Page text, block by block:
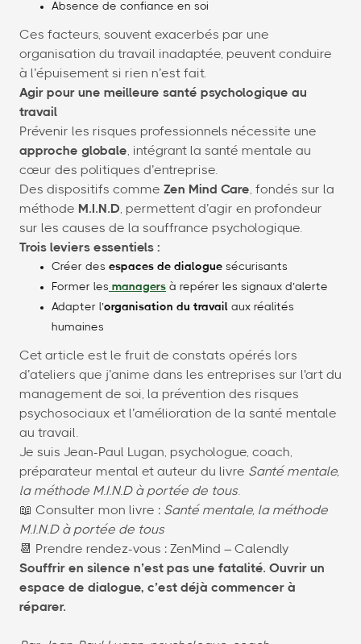
Absence de confiance en soi
Ces facteurs, souvent exacerbés par une
organisation du travail inadaptée, peuvent conduire
à l’épuisement si rien n’est fait.
Agir pour une meilleure santé psychologique au
travail
Prévenir les risques professionnels nécessite une
approche globale, intégrant la santé mentale au
cœur des politiques d’entreprise.
Des dispositifs comme Zen Mind Care, fondés sur la
méthode M.I.N.D, permettent d’agir en profondeur
sur les causes de la souffrance psychologique.
Trois leviers essentiels :
Créer des espaces de dialogue sécurisants
Former les managers à repérer les signaux d’alerte
Adapter l’organisation du travail aux réalités
humaines
Cet article est le fruit de constats opérés lors
d’ateliers que j’anime dans les entreprises sur l'art du
management de soi, la prévention des risques
psychosociaux et l’amélioration de la santé mentale
au travail.
Je suis Jean-Paul Lugan, psychologue, coach,
préparateur mental et auteur du livre Santé mentale,
la méthode M.I.N.D à portée de tous.
📖 Consulter mon livre : Santé mentale, la méthode
M.I.N.D à portée de tous
📆 Prendre rendez-vous : ZenMind – Calendly
Souffrir en silence n’est pas une fatalité. Ouvrir un
espace de dialogue, c’est déjà commencer à
réparer.